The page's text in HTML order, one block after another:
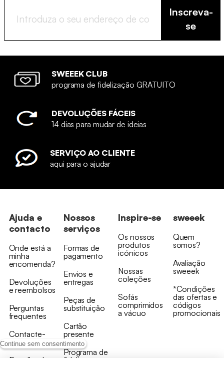
Continue sem consentimento
Inscreva-
se
SWEEEK CLUB
programa de fidelização GRATUITO
DEVOLUÇÕES FÁCEIS
14 dias para mudar de ideias
SERVIÇO AO CLIENTE
aqui para o ajudar
Ajuda e
contacto
Onde está a
minha
encomenda?
Devoluções
e reembolsos
Perguntas
frequentes
Contacte-
nos
Recolha de
Nossos
serviços
Formas de
pagamento
Envios e
entregas
Peças de
substituição
Cartão
presente
Programa de
fidelizaçao
Inspire-se
Os nossos
produtos
icónicos
Nossas
coleções
Sofás
comprimidos
a vácuo
sweeek
Quem
somos?
Avaliação
sweeek
*Condições
das ofertas e
códigos
promocionais